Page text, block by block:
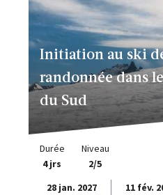
Initiation au ski
randonnée dans
du Sud
Durée
4 jrs
Niveau
2/5
28 jan. 2027
11 fév.